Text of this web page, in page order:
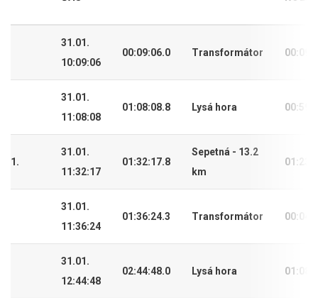
31.01.
10:09:06
00:09:06.0 Transformátor
31.01.
11:08:08
01:08:08.8 Lysá hora
1.
31.01.
11:32:17
01:32:17.8
Sepetná - 13.2
km
31.01.
11:36:24
01:36:24.3 Transformátor
31.01.
12:44:48
02:44:48.0 Lysá hora